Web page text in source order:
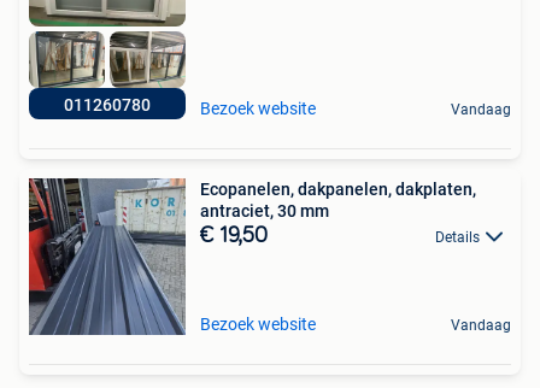
011260780 Bezoek website Vandaag
Ecopanelen, dakpanelen, dakplaten,
antraciet, 30 mm
€ 19,50 Details
Bezoek website Vandaag